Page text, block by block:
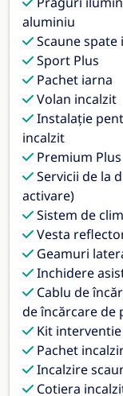
aluminiu
Scaune spate
Sport Plus
Pachet iarna
Volan incalzit
Instalaţie
incalzit
Premium Plus
Servicii de la
activare)
Sistem de
Vesta
Geamuri
Inchidere
Cablu de
de încărcare de
Kit interventie
Pachet
Incalzire
Cotiera